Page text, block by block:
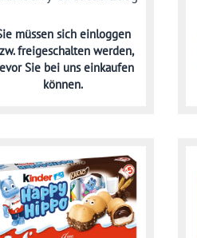
müssen sich einloggen
freigeschalten werden,
Sie bei uns einkaufen
können.